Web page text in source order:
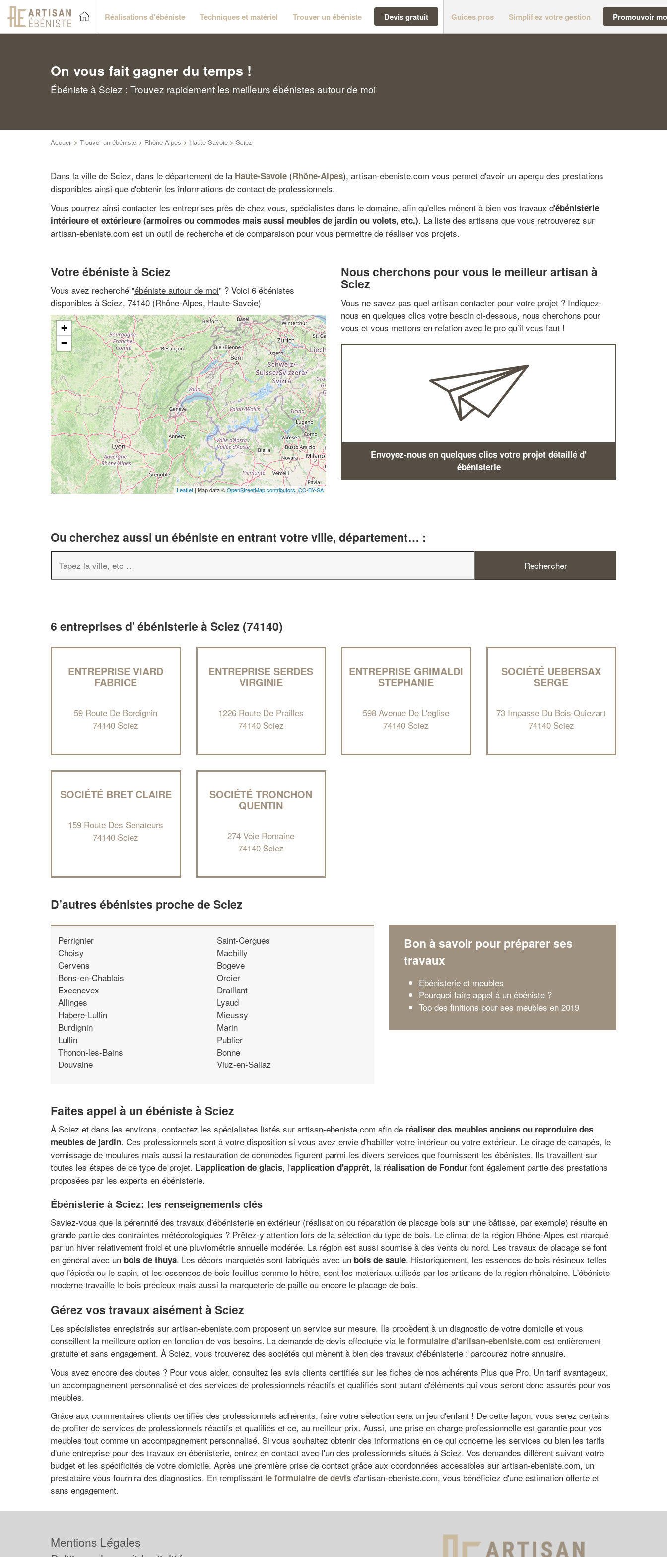
Réalisations d'ébéniste Techniques et matériel Trouver un ébéniste Devis gratuit Guides pros Simplifiez votre gestion Promouvoir
On vous fait gagner du temps !
Ébéniste à Sciez : Trouvez rapidement les meilleurs ébénistes autour de moi
Accueil > Trouver un ébéniste > Rhône-Alpes > Haute-Savoie > Sciez
Dans la ville de Sciez, dans le département de la Haute-Savoie (Rhône-Alpes), artisan-ebeniste.com vous permet d'avoir un aperçu des prestations
disponibles ainsi que d'obtenir les informations de contact de professionnels.
Vous pourrez ainsi contacter les entreprises près de chez vous, spécialistes dans le domaine, afin qu'elles mènent à bien vos travaux d'ébénisterie
intérieure et extérieure (armoires ou commodes mais aussi meubles de jardin ou volets, etc.). La liste des artisans que vous retrouverez sur
artisan-ebeniste.com est un outil de recherche et de comparaison pour vous permettre de réaliser vos projets.
Votre ébéniste à Sciez
Vous avez recherché "ébéniste autour de moi" ? Voici 6 ébénistes
disponibles à Sciez, 74140 (Rhône-Alpes, Haute-Savoie)
+
−
Leaflet | Map data ©OpenStreetMap contributors,CC-BY-SA
Nous cherchons pour vous le meilleur artisan à
Sciez
Vous ne savez pas quel artisan contacter pour votre projet ? Indiquez-
nous en quelques clics votre besoin ci-dessous, nous cherchons pour
vous et vous mettons en relation avec le pro qu’il vous faut !
Envoyez-nous en quelques clics votre projet détaillé d'
ébénisterie
Ou cherchez aussi un ébéniste en entrant votre ville, département… :
6 entreprises d' ébénisterie à Sciez (74140)
ENTREPRISE VIARD
FABRICE
59 Route De Bordignin
74140 Sciez
ENTREPRISE SERDES
VIRGINIE
1226 Route De Prailles
74140 Sciez
ENTREPRISE GRIMALDI
STEPHANIE
598 Avenue De L'eglise
74140 Sciez
SOCIÉTÉ UEBERSAX
SERGE
73 Impasse Du Bois Quiezart
74140 Sciez
SOCIÉTÉ BRET CLAIRE
159 Route Des Senateurs
74140 Sciez
SOCIÉTÉ TRONCHON
QUENTIN
274 Voie Romaine
74140 Sciez
D’autres ébénistes proche de Sciez
Perrignier
Choisy
Cervens
Bons-en-Chablais
Excenevex
Allinges
Habere-Lullin
Burdignin
Lullin
Thonon-les-Bains
Douvaine
Saint-Cergues
Machilly
Bogeve
Orcier
Draillant
Lyaud
Mieussy
Marin
Publier
Bonne
Viuz-en-Sallaz
Bon à savoir pour préparer ses
travaux
Ebénisterie et meubles
Pourquoi faire appel à un ébéniste ?
Top des finitions pour ses meubles en 2019
Faites appel à un ébéniste à Sciez
À Sciez et dans les environs, contactez les spécialistes listés sur artisan-ebeniste.com afin de réaliser des meubles anciens ou reproduire des
meubles de jardin. Ces professionnels sont à votre disposition si vous avez envie d'habiller votre intérieur ou votre extérieur. Le cirage de canapés, le
vernissage de moulures mais aussi la restauration de commodes figurent parmi les divers services que fournissent les ébénistes. Ils travaillent sur
toutes les étapes de ce type de projet. L'application de glacis, l'application d'apprêt, la réalisation de Fondur font également partie des prestations
proposées par les experts en ébénisterie.
Ébénisterie à Sciez: les renseignements clés
Saviez-vous que la pérennité des travaux d'ébénisterie en extérieur (réalisation ou réparation de placage bois sur une bâtisse, par exemple) résulte en
grande partie des contraintes météorologiques ? Prêtez-y attention lors de la sélection du type de bois. Le climat de la région Rhône-Alpes est marqué
par un hiver relativement froid et une pluviométrie annuelle modérée. La région est aussi soumise à des vents du nord. Les travaux de placage se font
en général avec un bois de thuya. Les décors marquetés sont fabriqués avec un bois de saule. Historiquement, les essences de bois résineux telles
que l'épicéa ou le sapin, et les essences de bois feuillus comme le hêtre, sont les matériaux utilisés par les artisans de la région rhônalpine. L'ébéniste
moderne travaille le bois précieux mais aussi la marqueterie de paille ou encore le placage de bois.
Gérez vos travaux aisément à Sciez
Les spécialistes enregistrés sur artisan-ebeniste.com proposent un service sur mesure. Ils procèdent à un diagnostic de votre domicile et vous
conseillent la meilleure option en fonction de vos besoins. La demande de devis effectuée via le formulaire d'artisan-ebeniste.com est entièrement
gratuite et sans engagement. À Sciez, vous trouverez des sociétés qui mènent à bien des travaux d'ébénisterie : parcourez notre annuaire.
Vous avez encore des doutes ? Pour vous aider, consultez les avis clients certifiés sur les fiches de nos adhérents Plus que Pro. Un tarif avantageux,
un accompagnement personnalisé et des services de professionnels réactifs et qualifiés sont autant d'éléments qui vous seront donc assurés pour vos
meubles.
Grâce aux commentaires clients certifiés des professionnels adhérents, faire votre sélection sera un jeu d'enfant ! De cette façon, vous serez certains
de profiter de services de professionnels réactifs et qualifiés et ce, au meilleur prix. Aussi, une prise en charge professionnelle est garantie pour vos
meubles tout comme un accompagnement personnalisé. Si vous souhaitez obtenir des informations en ce qui concerne les services ou bien les tarifs
d'une entreprise pour des travaux en ébénisterie, entrez en contact avec l'un des professionnels situés à Sciez. Vos demandes diffèrent suivant votre
budget et les spécificités de votre domicile. Après une première prise de contact grâce aux coordonnées accessibles sur artisan-ebeniste.com, un
prestataire vous fournira des diagnostics. En remplissant le formulaire de devis d'artisan-ebeniste.com, vous bénéficiez d'une estimation offerte et
sans engagement.
Mentions Légales